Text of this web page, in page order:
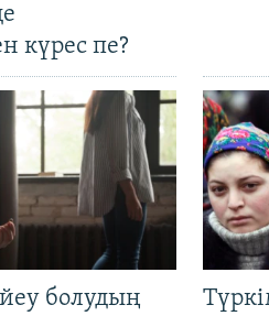
күрес пе?
болудың